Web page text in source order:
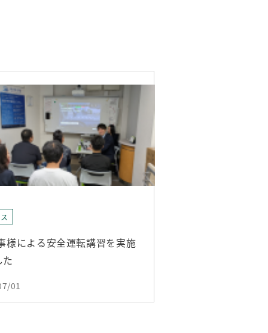
様による安全運転講習を実施
た
01